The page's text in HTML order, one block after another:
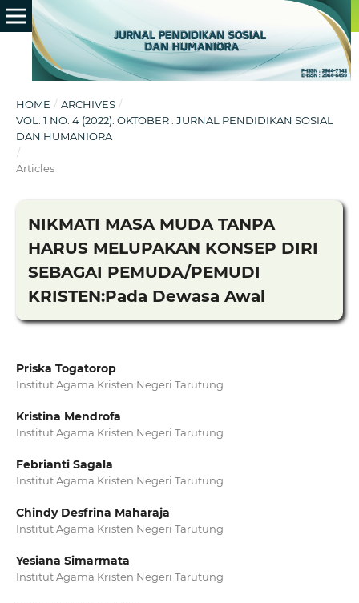
HOME / ARCHIVES /
VOL. 1 NO. 4 (2022): OKTOBER : JURNAL PENDIDIKAN SOSIAL
DAN HUMANIORA
/
Articles
NIKMATI MASA MUDA TANPA
HARUS MELUPAKAN KONSEP DIRI
SEBAGAI PEMUDA/PEMUDI
KRISTEN:Pada Dewasa Awal
Priska Togatorop
Institut Agama Kristen Negeri Tarutung
Kristina Mendrofa
Institut Agama Kristen Negeri Tarutung
Febrianti Sagala
Institut Agama Kristen Negeri Tarutung
Chindy Desfrina Maharaja
Institut Agama Kristen Negeri Tarutung
Yesiana Simarmata
Institut Agama Kristen Negeri Tarutung